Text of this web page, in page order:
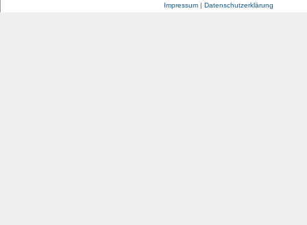
Impressum| Datenschutzerklärung